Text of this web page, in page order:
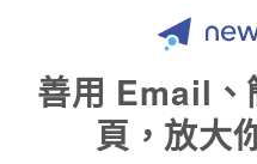
善用 Email、
頁，放大